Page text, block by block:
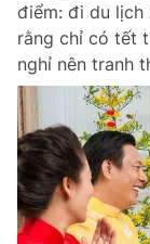
điểm: đi du lịch
rằng chỉ có tết
nghỉ nên tranh